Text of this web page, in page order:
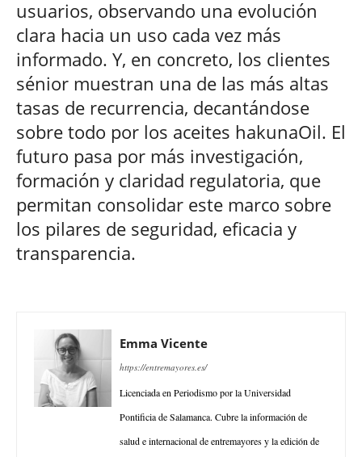
usuarios, observando una evolución
clara hacia un uso cada vez más
informado. Y, en concreto, los clientes
sénior muestran una de las más altas
tasas de recurrencia, decantándose
sobre todo por los aceites hakunaOil. El
futuro pasa por más investigación,
formación y claridad regulatoria, que
permitan consolidar este marco sobre
los pilares de seguridad, eficacia y
transparencia.
Emma Vicente
https://entremayores.es/
Licenciada en Periodismo por la Universidad
Pontificia de Salamanca. Cubre la información de
salud e internacional de entremayores y la edición de